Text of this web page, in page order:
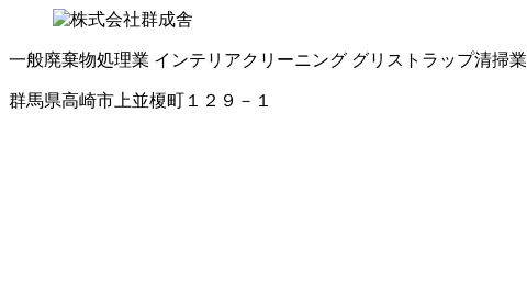
一般廃棄物処理業 インテリアクリーニング グリストラップ清掃業
群馬県高崎市上並榎町１２９－１